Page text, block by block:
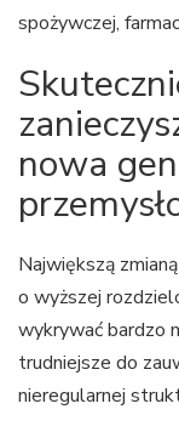
spożywczej,
nowa
Największą
o wyższej
wykrywać bardzo
trudniejsze do
nieregularnej